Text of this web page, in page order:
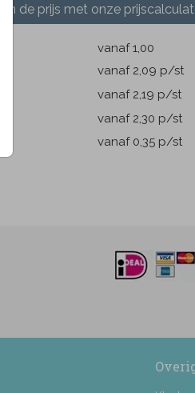
de prijs met onze
vanaf 1,00
vanaf 2,09 p/st
vanaf 2,19 p/st
vanaf 2,30 p/st
vanaf 0,35 p/st